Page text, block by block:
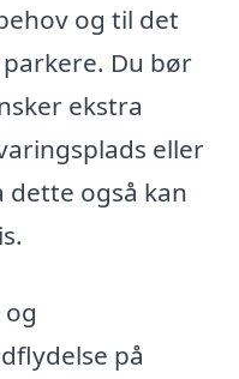
og til det
Du bør
ekstra
eller
også kan
på